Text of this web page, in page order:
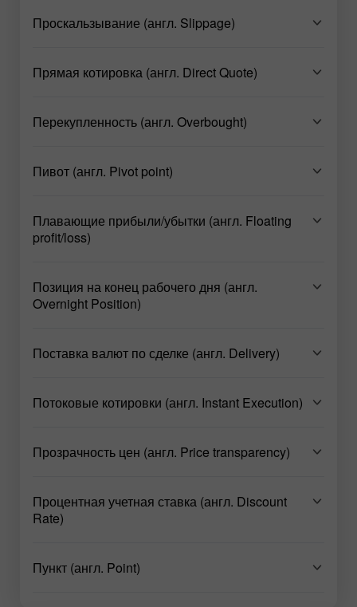
Проскальзывание (англ. Slippage)
Прямая котировка (англ. Direct Quote)
Перекупленность (англ. Overbought)
Пивот (англ. Pivot point)
Плавающие прибыли/убытки (англ. Floating
profit/loss)
Позиция на конец рабочего дня (англ.
Overnight Position)
Поставка валют по сделке (англ. Delivery)
Потоковые котировки (англ. Instant Execution)
Прозрачность цен (англ. Price transparency)
Процентная учетная ставка (англ. Discount
Rate)
Пункт (англ. Point)